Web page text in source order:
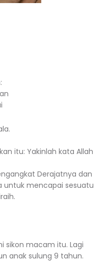
itu: Yakinlah kata Allah
Derajatnya dan
untuk mencapai sesuatu
sikon macam itu. Lagi
anak sulung 9 tahun.